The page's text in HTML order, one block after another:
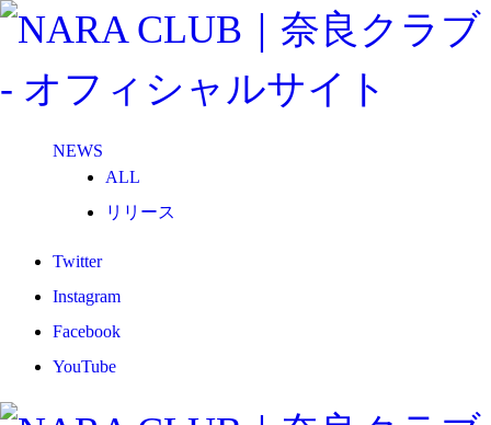
NEWS
ALL
リリース
Twitter
Instagram
Facebook
YouTube